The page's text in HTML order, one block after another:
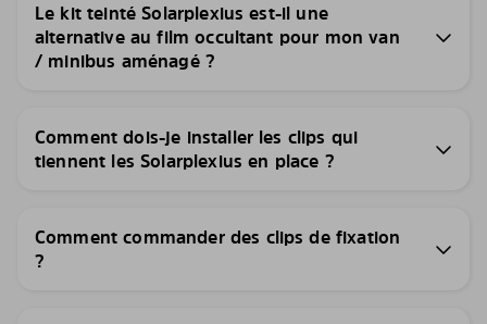
Le kit teinté Solarplexius est-il une
alternative au film occultant pour mon van
/ minibus aménagé ?
Comment dois-je installer les clips qui
tiennent les Solarplexius en place ?
Comment commander des clips de fixation
?